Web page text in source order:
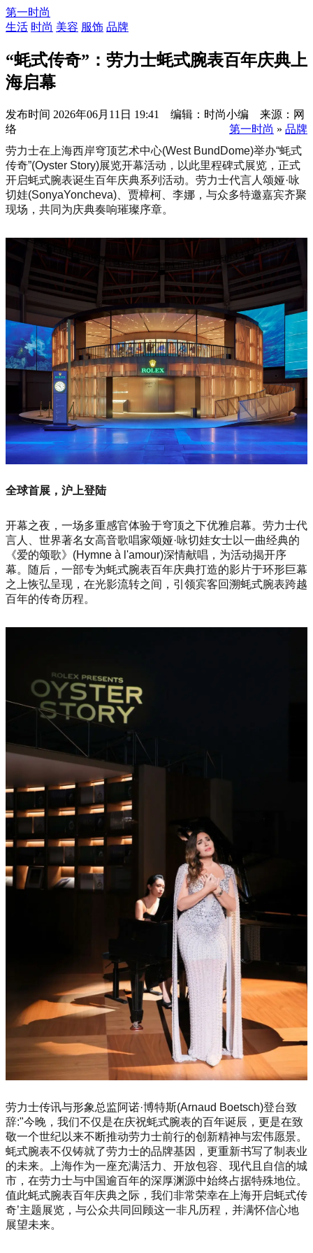
第一时尚
生活 时尚 美容 服饰 品牌
“蚝式传奇”：劳力士蚝式腕表百年庆典上
海启幕
发布时间 2026年06月11日 19:41 编辑：时尚小编 来源：网
络
第一时尚 » 品牌
劳力士在上海西岸穹顶艺术中心(West BundDome)举办“蚝式
传奇”(Oyster Story)展览开幕活动，以此里程碑式展览，正式
开启蚝式腕表诞生百年庆典系列活动。劳力士代言人颂娅·咏
切娃(SonyaYoncheva)、贾樟柯、李娜，与众多特邀嘉宾齐聚
现场，共同为庆典奏响璀璨序章。
全球首展，沪上登陆
开幕之夜，一场多重感官体验于穹顶之下优雅启幕。劳力士代
言人、世界著名女高音歌唱家颂娅·咏切娃女士以一曲经典的
《爱的颂歌》(Hymne à l'amour)深情献唱，为活动揭开序
幕。随后，一部专为蚝式腕表百年庆典打造的影片于环形巨幕
之上恢弘呈现，在光影流转之间，引领宾客回溯蚝式腕表跨越
百年的传奇历程。
劳力士传讯与形象总监阿诺·博特斯(Arnaud Boetsch)登台致
辞:"今晚，我们不仅是在庆祝蚝式腕表的百年诞辰，更是在致
敬一个世纪以来不断推动劳力士前行的创新精神与宏伟愿景。
蚝式腕表不仅铸就了劳力士的品牌基因，更重新书写了制表业
的未来。上海作为一座充满活力、开放包容、现代且自信的城
市，在劳力士与中国逾百年的深厚渊源中始终占据特殊地位。
值此蚝式腕表百年庆典之际，我们非常荣幸在上海开启蚝式传
奇’主题展览，与公众共同回顾这一非凡历程，并满怀信心地
展望未来。